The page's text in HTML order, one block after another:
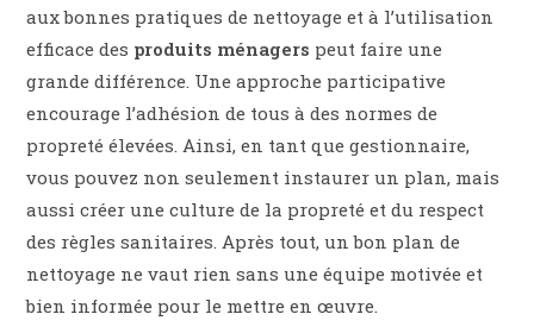
aux bonnes pratiques de nettoyage et à l’utilisation
efficace des produits ménagers peut faire une
grande différence. Une approche participative
encourage l’adhésion de tous à des normes de
propreté élevées. Ainsi, en tant que gestionnaire,
vous pouvez non seulement instaurer un plan, mais
aussi créer une culture de la propreté et du respect
des règles sanitaires. Après tout, un bon plan de
nettoyage ne vaut rien sans une équipe motivée et
bien informée pour le mettre en œuvre.